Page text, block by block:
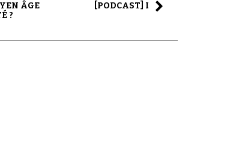
ÂGE
?
[PODCAST] LA SAGA ALEX JONES